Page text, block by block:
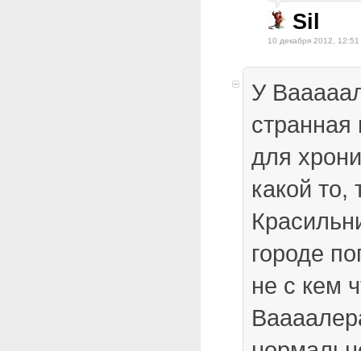
Sil
10 декабря 2012, 12:51
У
странная
для
какой то,
городе
не с кем